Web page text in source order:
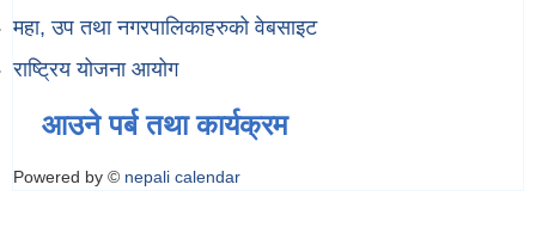
महा, उप तथा नगरपालिकाहरुको वेबसाइट
राष्ट्रिय योजना आयोग
आउने पर्ब तथा कार्यक्रम
Powered by © nepali calendar